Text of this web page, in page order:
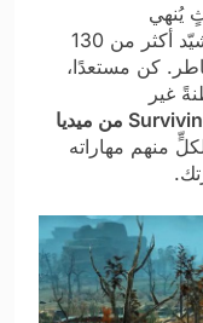
يُنهي
شيّد أكثر من 130
كن مستعدًا،
غير
تحميل لعبة Surviving the Aftermath من ميديا
لكلٍّ منهم مهاراته